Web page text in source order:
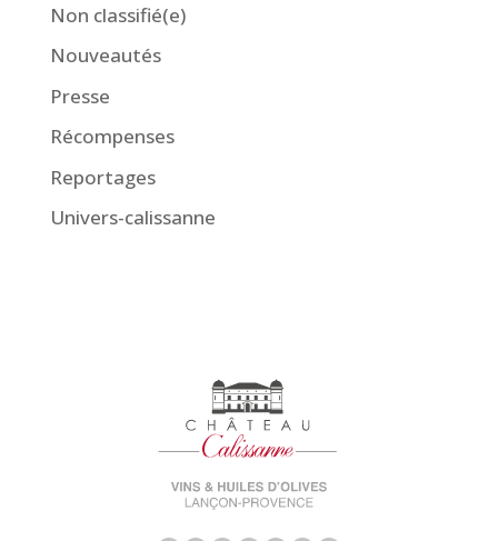
Non classifié(e)
Nouveautés
Presse
Récompenses
Reportages
Univers-calissanne